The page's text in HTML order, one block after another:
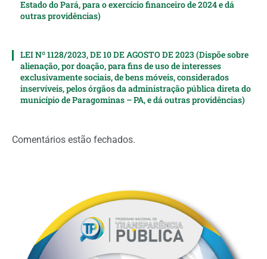
Estado do Pará, para o exercício financeiro de 2024 e dá
outras providências)
LEI Nº 1128/2023, DE 10 DE AGOSTO DE 2023 (Dispõe sobre
alienação, por doação, para fins de uso de interesses
exclusivamente sociais, de bens móveis, considerados
inservíveis, pelos órgãos da administração pública direta do
município de Paragominas – PA, e dá outras providências)
Comentários estão fechados.